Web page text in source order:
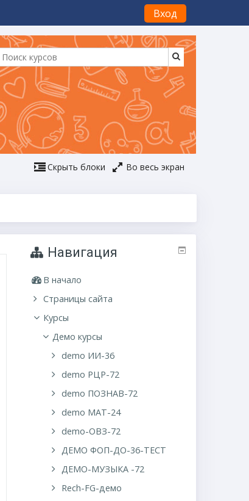
Вход
Скрыть блоки Во весь экран
Навигация
В начало
Страницы сайта
Курсы
Демо курсы
demo ИИ-36
demo РЦР-72
demo ПОЗНАВ-72
demo MAT-24
demo-ОВЗ-72
ДЕМО ФОП-ДО-36-ТЕСТ
ДЕМО-МУЗЫКА -72
Rech-FG-демо